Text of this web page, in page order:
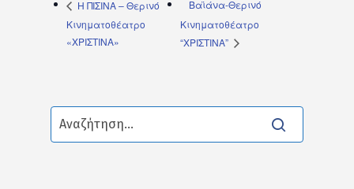
Η ΠΙΣΙΝΑ – Θερινό
Κινηματοθέατρο
«ΧΡΙΣΤΙΝΑ»
Βαϊάνα-Θερινό
Κινηματοθέατρο
“ΧΡΙΣΤΙΝΑ”